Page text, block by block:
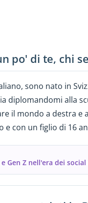
po' di te, chi
sono nato in
diplomandomi alla
il mondo a destra e
e con un figlio di 16
Gen Z nell'era dei social